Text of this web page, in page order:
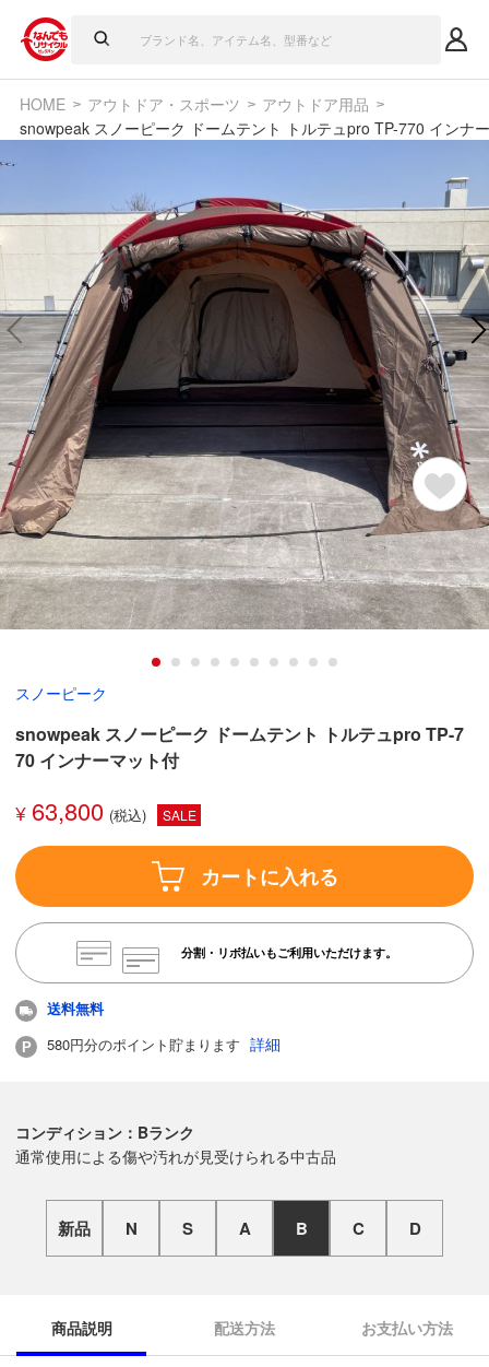
HOME アウトドア・スポーツ
アウトドア用品
snowpeak スノーピーク ドームテント トルテュpro TP-770 インナ
スノーピーク
snowpeak スノーピーク ドームテント トルテュpro TP-7
70 インナーマット付
¥ 63,800 SALE
カートに入れる
分割・リボ払いもご利用いただけます。
送料無料
580円分のポイント貯まります 詳細
コンディション：Bランク
通常使用による傷や汚れが見受けられる中古品
新品 N S A B C D
商品説明 配送方法 お支払い方法